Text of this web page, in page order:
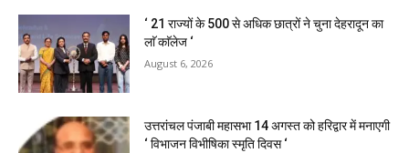
‘ 21 राज्यों के 500 से अधिक छात्रों ने चुना देहरादून का
लाॅ काॅलेज ‘
August 6, 2026
उत्तरांचल पंजाबी महासभा 14 अगस्त को हरिद्वार में मनाएगी
‘ विभाजन विभीषिका स्मृति दिवस ‘